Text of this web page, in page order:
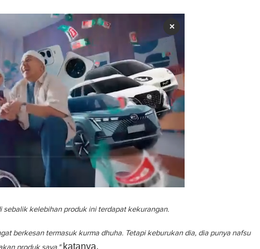
×
sebalik kelebihan produk ini terdapat kekurangan.
berkesan termasuk kurma dhuha. Tetapi keburukan dia, dia punya nafsu
produk saya,"katanya.